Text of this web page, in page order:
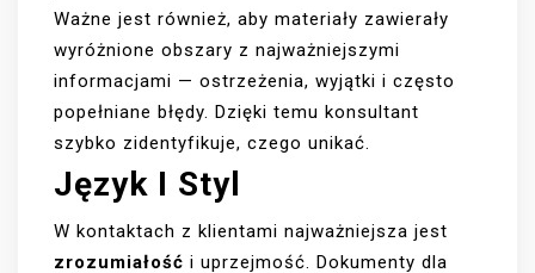
Ważne jest również, aby materiały zawierały
wyróżnione obszary z najważniejszymi
informacjami — ostrzeżenia, wyjątki i często
popełniane błędy. Dzięki temu konsultant
szybko zidentyfikuje, czego unikać.
Język I Styl
W kontaktach z klientami najważniejsza jest
zrozumiałość i uprzejmość. Dokumenty dla